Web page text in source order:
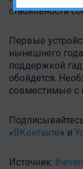
стабильности
Первые
нынешнего
поддержкой
обойдется.
совместимые с
« ВКонтакте» и
Источник: